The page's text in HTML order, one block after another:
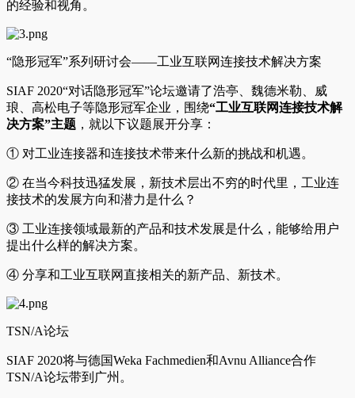
的经验和视角。
“隐形冠军”系列研讨会——工业互联网连接技术解决方案
SIAF 2020“对话隐形冠军”论坛邀请了浩亭、魏德米勒、威
琅、高松电子等隐形冠军企业，围绕“工业互联网连接技术解
决方案”主题 ，就以下议题展开分享：
① 对工业连接器和连接技术带来什么新的挑战和机遇。
② 在当今科技迅猛发展，新技术层出不穷的时代里，工业连
接技术的发展方向和潜力是什么？
③ 工业连接领域最新的产品和技术发展是什么，能够给用户
提出什么样的解决方案。
④ 分享和工业互联网直接相关的新产品、新技术。
TSN/A论坛
SIAF 2020将与德国Weka Fachmedien和Avnu Alliance合作
TSN/A论坛带到广州。